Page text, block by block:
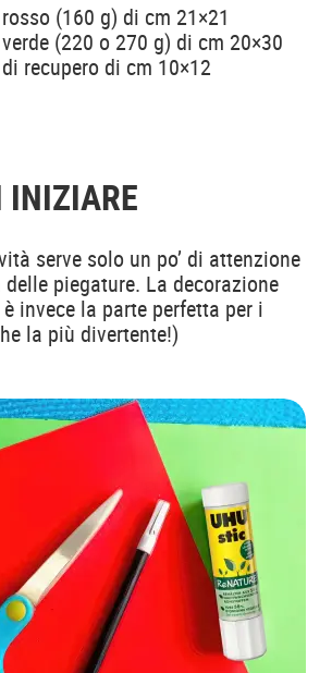
(160 g) di cm 21×21
(220 o 270 g) di cm 20×30
recupero di cm 10×12
INIZIARE
serve solo un po’ di attenzione
piegature. La decorazione
invece la parte perfetta per i
la più divertente!)